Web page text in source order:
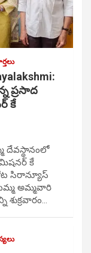
ప్రసాద
కే
దేవస్థానంలో
కే
సిరాన్యూస్
అమ్మవారి